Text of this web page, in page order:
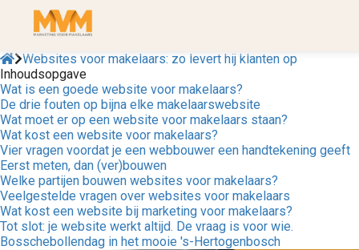
Websites voor makelaars: zo levert hij klanten op
Inhoudsopgave
Wat is een goede website voor makelaars?
De drie fouten op bijna elke makelaarswebsite
Wat moet er op een website voor makelaars staan?
Wat kost een website voor makelaars?
Vier vragen voordat je een webbouwer een handtekening geeft
Eerst meten, dan (ver)bouwen
Welke partijen bouwen websites voor makelaars?
Veelgestelde vragen over websites voor makelaars
Wat kost een website bij marketing voor makelaars?
Tot slot: je website werkt altijd. De vraag is voor wie.
Bosschebollendag in het mooie 's-Hertogenbosch